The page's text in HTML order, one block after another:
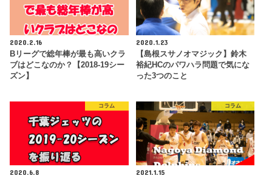
2020.2.16
Bリーグで総年棒が最も高いクラ
ブはどこなのか？【2018-19シー
ズン】
2020.1.23
【島根スサノオマジック】鈴木
裕紀HCのパワハラ問題で気にな
った3つのこと
コラム
2020.6.8
コラム
2021.1.15